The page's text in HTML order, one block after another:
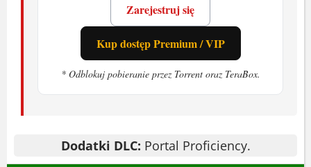
Fani prostych mechanik i logiki będą
zadowoleni.
Bridge Constructor Portal daje satysfakcję
Zarejestruj się
Kup dostęp Premium / VIP
* Odblokuj pobieranie przez Torrent oraz TeraBox.
Dodatki DLC: Portal Proficiency.